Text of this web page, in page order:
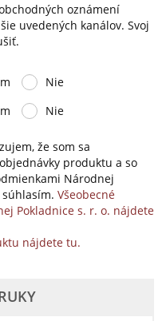
oznámení
uvedených kanálov. Svoj
Nie
Nie
že som sa
produktu a so
Národnej
Všeobecné
Pokladnice s. r. o. nájdete
nájdete tu.